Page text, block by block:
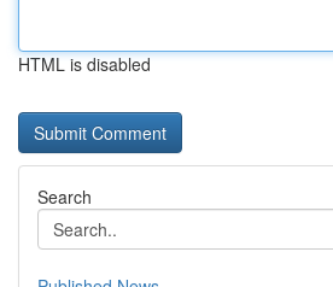
HTML is disabled
Search